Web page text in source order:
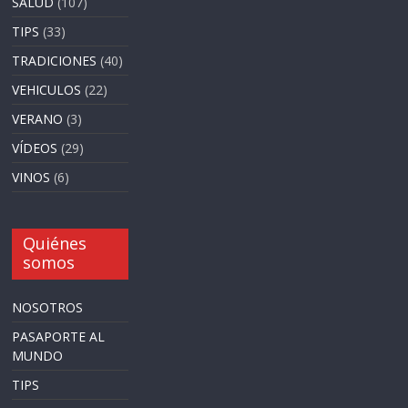
TIPS (33)
TRADICIONES (40)
VEHICULOS (22)
VERANO (3)
VÍDEOS (29)
VINOS (6)
Quiénes
somos
NOSOTROS
PASAPORTE AL
MUNDO
TIPS